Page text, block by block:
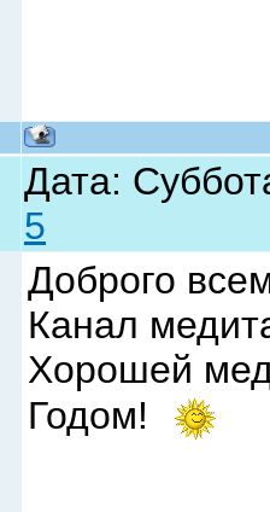
Дата:
5
Доброго
Канал
Хорошей
Годом!